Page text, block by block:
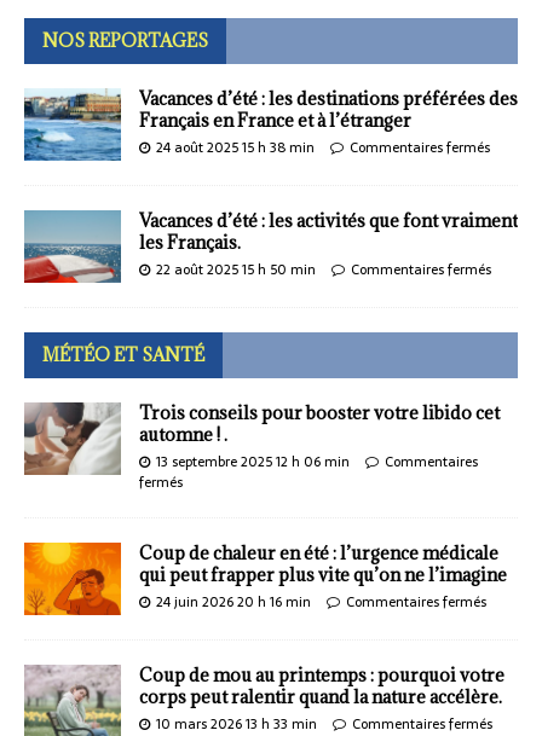
NOS REPORTAGES
Vacances d’été : les destinations préférées des
Français en France et à l’étranger
24 août 2025 15 h 38 min Commentaires fermés
Vacances d’été : les activités que font vraiment
les Français.
22 août 2025 15 h 50 min Commentaires fermés
MÉTÉO ET SANTÉ
Trois conseils pour booster votre libido cet
automne ! .
13 septembre 2025 12 h 06 min
Commentaires
fermés
Coup de chaleur en été : l’urgence médicale
qui peut frapper plus vite qu’on ne l’imagine
24 juin 2026 20 h 16 min Commentaires fermés
Coup de mou au printemps : pourquoi votre
corps peut ralentir quand la nature accélère.
10 mars 2026 13 h 33 min Commentaires fermés